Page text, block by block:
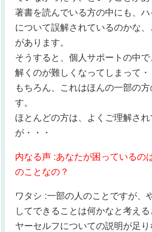
著書を読んでいる方の中にも、
について誤解されているのかな、
があります。
そうすると、個人サポートの中
解くのが難しくなってしまって・
もちろん、これはほんの一部の
す。
ほとんどの方は、よくご理解さ
が・・・
内なる声 :あなたが困っているの
のことなの？
ワタシ :一部の人のことですが、
してできることは何かなと考え
ヤーセルフについての説明が足り